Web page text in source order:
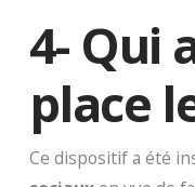
4- Qui
place
Ce dispositif a été